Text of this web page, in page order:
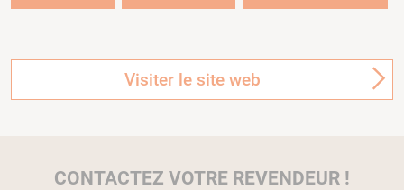
Visiter le site web
CONTACTEZ VOTRE REVENDEUR !